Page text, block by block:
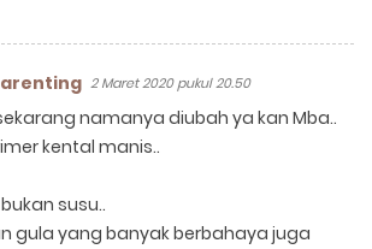
2 Maret 2020 pukul 20.50
namanya diubah ya kan Mba..
kental manis..
susu..
gula yang banyak berbahaya juga